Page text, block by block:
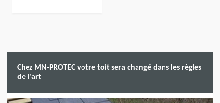
Chez MN-PROTEC votre toit sera changé dans les règles
de l'art